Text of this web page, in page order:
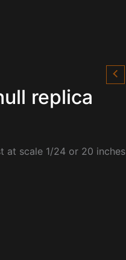
replica
at scale 1/24 or 20 inches